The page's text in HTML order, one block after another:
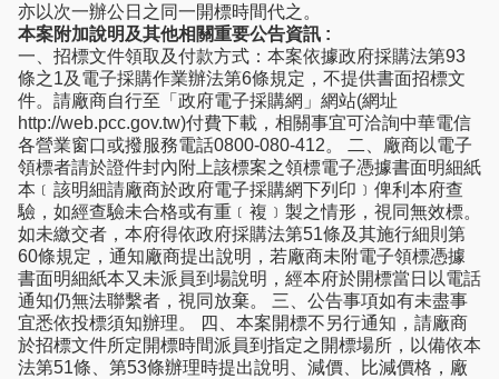
亦以次一辦公日之同一開標時間代之。
本案附加說明及其他相關重要公告資訊 :
一、招標文件領取及付款方式：本案依據政府採購法第93
條之1及電子採購作業辦法第6條規定，不提供書面招標文
件。請廠商自行至「政府電子採購網」網站(網址
http://web.pcc.gov.tw)付費下載，相關事宜可洽詢中華電信
各營業窗口或撥服務電話0800-080-412。 二、廠商以電子
領標者請於證件封內附上該標案之領標電子憑據書面明細紙
本﹝該明細請廠商於政府電子採購網下列印﹞俾利本府查
驗，如經查驗未合格或有重﹝複﹞製之情形，視同無效標。
如未繳交者，本府得依政府採購法第51條及其施行細則第
60條規定，通知廠商提出說明，若廠商未附電子領標憑據
書面明細紙本又未派員到場說明，經本府於開標當日以電話
通知仍無法聯繫者，視同放棄。 三、公告事項如有未盡事
宜悉依投標須知辦理。 四、本案開標不另行通知，請廠商
於招標文件所定開標時間派員到指定之開標場所，以備依本
法第51條、第53條辦理時提出說明、減價、比減價格，廠